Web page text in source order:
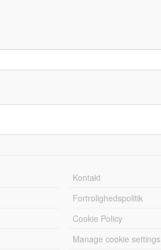
Kontakt
Fortrolighedspolitik
Cookie Policy
Manage cookie settings